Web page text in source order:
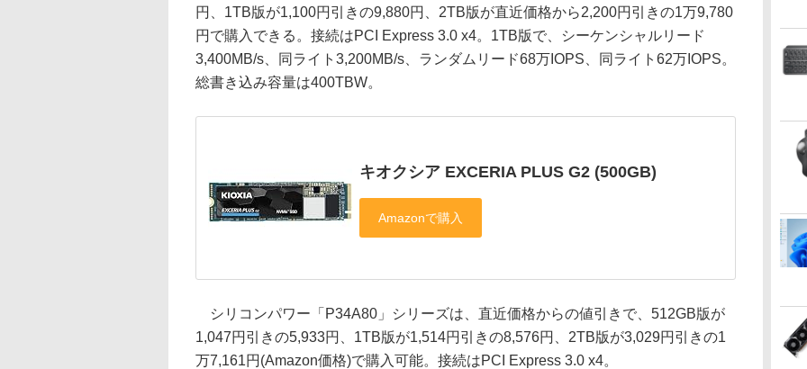
円、1TB版が1,100円引きの9,880円、2TB版が直近価格から2,200円引きの1万9,780
円で購入できる。接続はPCI Express 3.0 x4。1TB版で、シーケンシャルリード
3,400MB/s、同ライト3,200MB/s、ランダムリード68万IOPS、同ライト62万IOPS。
総書き込み容量は400TBW。
キオクシア EXCERIA PLUS G2 (500GB)
シリコンパワー「P34A80」シリーズは、直近価格からの値引きで、512GB版が
1,047円引きの5,933円、1TB版が1,514円引きの8,576円、2TB版が3,029円引きの1
万7,161円(Amazon価格)で購入可能。接続はPCI Express 3.0 x4。